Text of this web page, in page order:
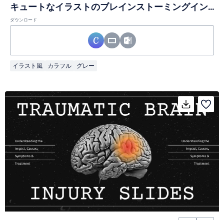
キュートなイラストのブレインストーミングインフォグラフィック スライド
ダウンロード
イラスト風 カラフル グレー